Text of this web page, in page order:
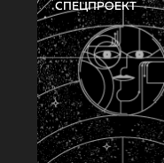
СПЕЦПРОЕКТ